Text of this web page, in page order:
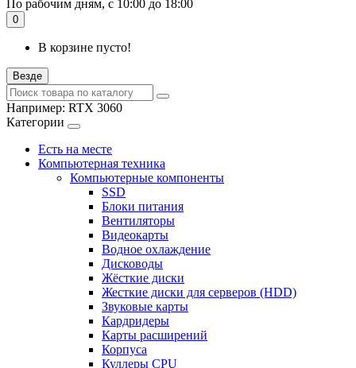
По рабочим дням, с 10:00 до 18:00
0
В корзине пусто!
Везде
Например: RTX 3060
Категории
Есть на месте
Компьютерная техника
Компьютерные компоненты
SSD
Блоки питания
Вентиляторы
Видеокарты
Водное охлаждение
Дисководы
Жёсткие диски
Жесткие диски для серверов (HDD)
Звуковые карты
Кардридеры
Карты расширений
Корпуса
Куллеры CPU